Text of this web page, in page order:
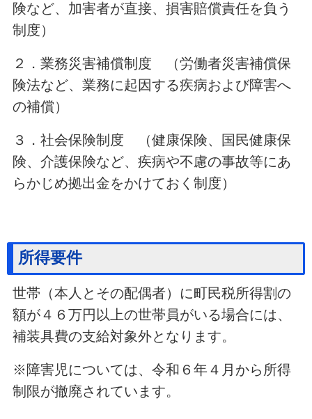
険など、加害者が直接、損害賠償責任を負う
制度）
２．業務災害補償制度 （労働者災害補償保
険法など、業務に起因する疾病および障害へ
の補償）
３．社会保険制度 （健康保険、国民健康保
険、介護保険など、疾病や不慮の事故等にあ
らかじめ拠出金をかけておく制度）
所得要件
世帯（本人とその配偶者）に町民税所得割の
額が４６万円以上の世帯員がいる場合には、
補装具費の支給対象外となります。
※障害児については、令和６年４月から所得
制限が撤廃されています。